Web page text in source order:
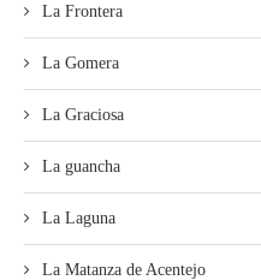
La Frontera
La Gomera
La Graciosa
La guancha
La Laguna
La Matanza de Acentejo